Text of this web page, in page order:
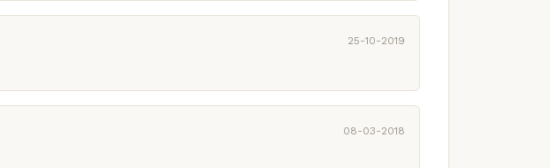
25-10-2019
08-03-2018